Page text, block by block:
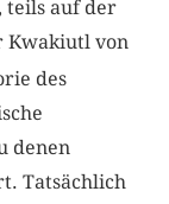
teils auf der
Kwakiutl von
des
denen
Tatsächlich